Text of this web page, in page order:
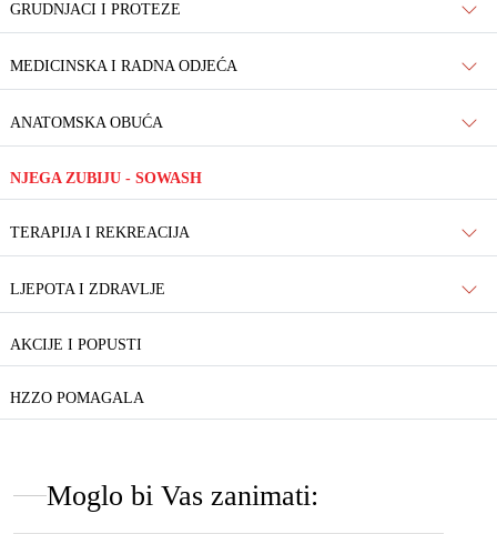
GRUDNJACI I PROTEZE
MEDICINSKA I RADNA ODJEĆA
ANATOMSKA OBUĆA
NJEGA ZUBIJU - SOWASH
TERAPIJA I REKREACIJA
LJEPOTA I ZDRAVLJE
AKCIJE I POPUSTI
HZZO POMAGALA
Moglo bi Vas zanimati: